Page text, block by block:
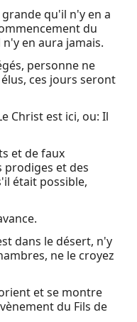
qu'il n'y en a
du
en aura jamais.
personne ne
ces jours seront
Christ est ici, ou: Il
et de faux
et des
était possible,
dans le désert, n'y
ne le croyez
et se montre
du Fils de